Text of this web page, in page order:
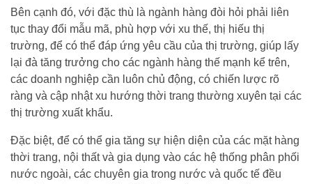
Bên cạnh đó, với đặc thù là ngành hàng đòi hỏi phải liên
tục thay đổi mẫu mã, phù hợp với xu thế, thị hiếu thị
trường, để có thể đáp ứng yêu cầu của thị trường, giúp lấy
lại đà tăng trưởng cho các ngành hàng thế mạnh kể trên,
các doanh nghiệp cần luôn chủ động, có chiến lược rõ
ràng và cập nhật xu hướng thời trang thường xuyên tại các
thị trường xuất khẩu.
Đặc biệt, để có thể gia tăng sự hiện diện của các mặt hàng
thời trang, nội thất và gia dụng vào các hệ thống phân phối
nước ngoài, các chuyên gia trong nước và quốc tế đều